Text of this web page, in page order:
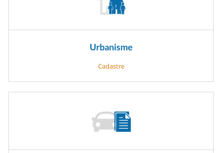
Urbanisme
Cadastre